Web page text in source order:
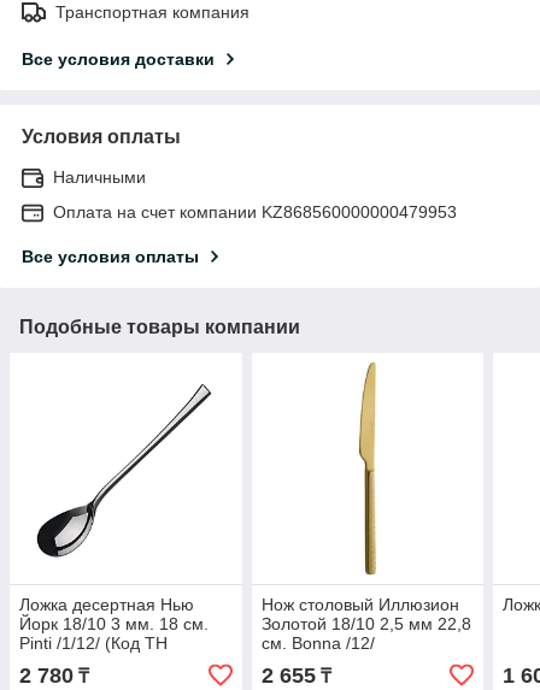
Транспортная компания
Все условия доставки
Условия оплаты
Наличными
Оплата на счет компании KZ868560000000479953
Все условия оплаты
Подобные товары компании
Ложка десертная Нью
Йорк 18/10 3 мм. 18 см.
Pinti /1/12/ (Код ТН
ВЭД: 8215991000)
2 780 ₸
Нож столовый Иллюзион
Золотой 18/10 2,5 мм 22,8
см. Bonna /12/
2 655₸ 1